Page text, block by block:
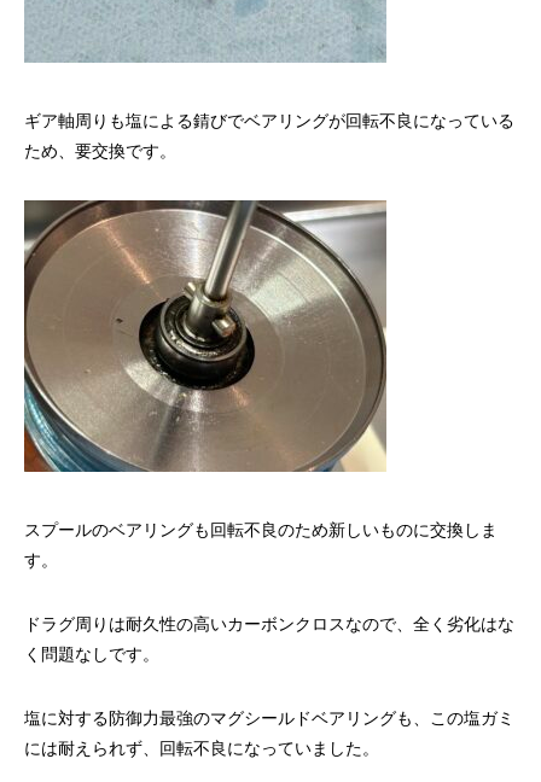
ギア軸周りも塩による錆びでベアリングが回転不良になっている
ため、要交換です。
スプールのベアリングも回転不良のため新しいものに交換しま
す。
ドラグ周りは耐久性の高いカーボンクロスなので、全く劣化はな
く問題なしです。
塩に対する防御力最強のマグシールドベアリングも、この塩ガミ
には耐えられず、回転不良になっていました。